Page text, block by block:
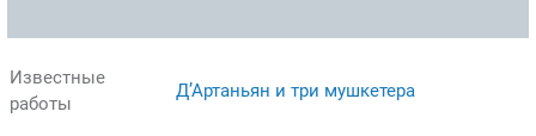
Известные
работы
Д’Артаньян и три мушкетера